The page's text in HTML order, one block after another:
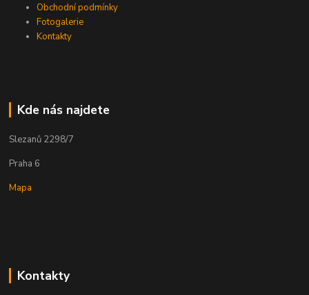
Obchodní podmínky
Fotogalerie
Kontakty
Kde nás najdete
Slezanů 2298/7
Praha 6
Mapa
Kontakty